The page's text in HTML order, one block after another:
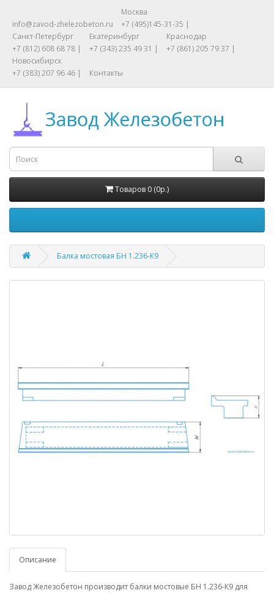
info@zavod-zhelezobeton.ru
Москва
+7 (495)145-31-35 |
Санкт-Петербург
+7 (812) 608 68 78 |
Екатеринбург
+7 (343) 235 49 31 |
Краснодар
+7 (861) 205 79 37 |
Новосибирск
+7 (383) 207 96 46 |
Контакты
Товаров 0 (0р.)
Балка мостовая БН 1.236-К9
Описание
Завод Железобетон производит балки мостовые БН 1.236-К9 для